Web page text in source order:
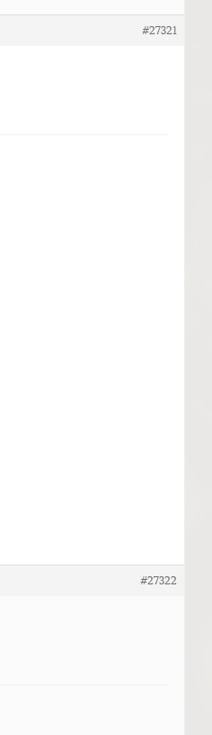
#27321
#27322